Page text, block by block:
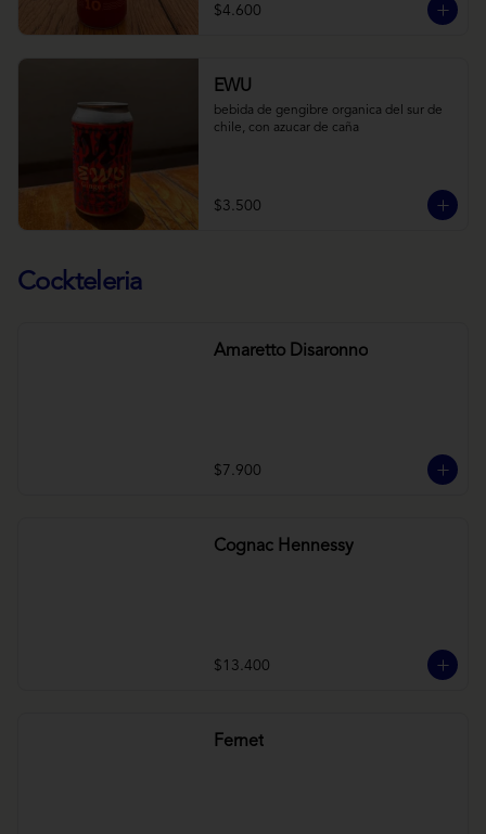
$4.600
EWU
bebida de gengibre organica del sur de
chile, con azucar de caña
$3.500
Cockteleria
Amaretto Disaronno
$7.900
Cognac Hennessy
$13.400
Fernet